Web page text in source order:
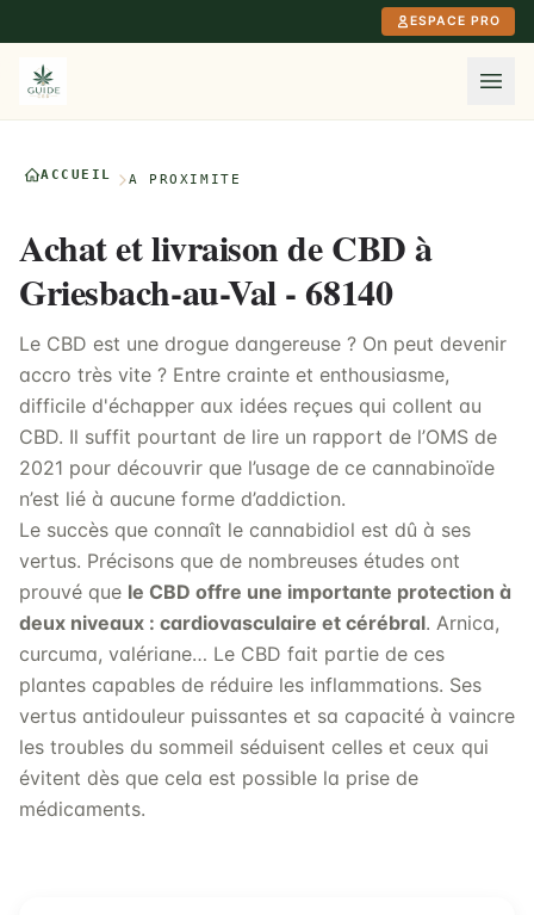
ESPACE PRO
ACCUEIL À PROXIMITÉ
Achat et livraison de CBD à
Griesbach-au-Val - 68140
Le CBD est une drogue dangereuse ? On peut devenir
accro très vite ? Entre crainte et enthousiasme,
difficile d'échapper aux idées reçues qui collent au
CBD. Il suffit pourtant de lire un rapport de l’OMS de
2021 pour découvrir que l’usage de ce cannabinoïde
n’est lié à aucune forme d’addiction.
Le succès que connaît le cannabidiol est dû à ses
vertus. Précisons que de nombreuses études ont
prouvé que le CBD offre une importante protection à
deux niveaux : cardiovasculaire et cérébral. Arnica,
curcuma, valériane… Le CBD fait partie de ces
plantes capables de réduire les inflammations. Ses
vertus antidouleur puissantes et sa capacité à vaincre
les troubles du sommeil séduisent celles et ceux qui
évitent dès que cela est possible la prise de
médicaments.